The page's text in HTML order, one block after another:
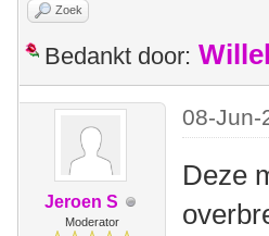
Zoek
Bedankt door:
Jeroen S
Moderator
08-Jun-
Deze